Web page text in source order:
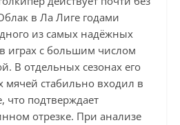
в Ла Лиге годами
из самых надёжных
играх с большим числом
В отдельных сезонах его
мячей стабильно входил в
что подтверждает
отрезке. При анализе